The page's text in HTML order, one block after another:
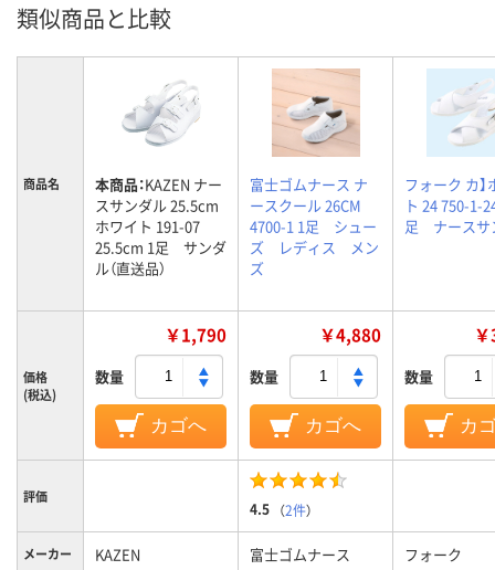
類似商品と比較
商品名 本商品：KAZEN ナー
スサンダル 25.5cm
ホワイト 191-07
25.5cm 1足 サンダ
ル（直送品）
富士ゴムナース ナ
ースクール 26CM
4700-1 1足 シュー
ズ レディス メン
ズ
フォーク カ】
ト 24 750-1-
足 ナースサ
価格
(税込)
￥1,790
数量
カゴへ
￥4,880
数量
カゴへ
数量
カ
評価
4.5 （2件）
メーカー KAZEN 富士ゴムナース フォーク